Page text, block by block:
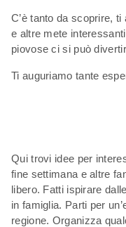
C’è tanto da scoprire,
e altre mete
piovose ci si può
Ti auguriamo tante
Qui trovi idee per
fine settimana e altre
libero. Fatti ispirare
in famiglia. Parti per
regione. Organizza